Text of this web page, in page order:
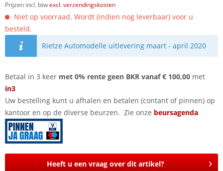
Prijzen incl. btwexcl. verzendingskosten
Niet op voorraad. Wordt (indien nog leverbaar) voor u
besteld.
Rietze Automodelle uitlevering maart - april 2020
Betaal in 3 keer met 0% rente geen BKR vanaf € 100,00 met
in3
Uw bestelling kunt u afhalen en betalen (contant of pinnen) op
kantoor en op de diverse beurzen. Zie onze beursagenda
Heeft u een vraag over dit artikel?